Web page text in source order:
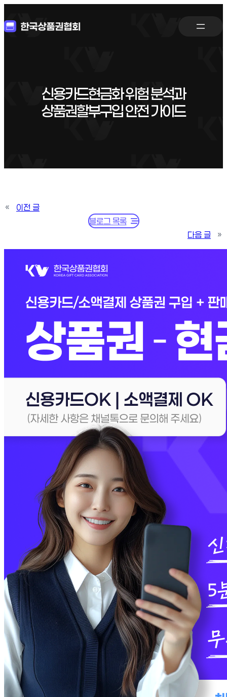
신용카드현금화 위험 분석과
상품권할부구입 안전 가이드
«
이전 글
블로그 목록
다음 글
»